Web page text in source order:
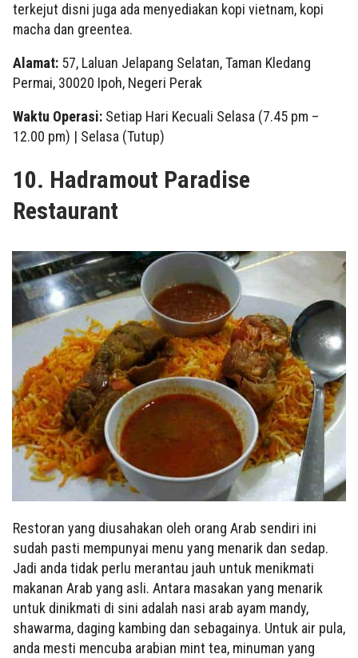
terkejut disni juga ada menyediakan kopi vietnam, kopi
macha dan greentea.
Alamat: 57, Laluan Jelapang Selatan, Taman Kledang
Permai, 30020 Ipoh, Negeri Perak
Waktu Operasi: Setiap Hari Kecuali Selasa (7.45 pm –
12.00 pm) | Selasa (Tutup)
10. Hadramout Paradise
Restaurant
Restoran yang diusahakan oleh orang Arab sendiri ini
sudah pasti mempunyai menu yang menarik dan sedap.
Jadi anda tidak perlu merantau jauh untuk menikmati
makanan Arab yang asli. Antara masakan yang menarik
untuk dinikmati di sini adalah nasi arab ayam mandy,
shawarma, daging kambing dan sebagainya. Untuk air pula,
anda mesti mencuba arabian mint tea, minuman yang